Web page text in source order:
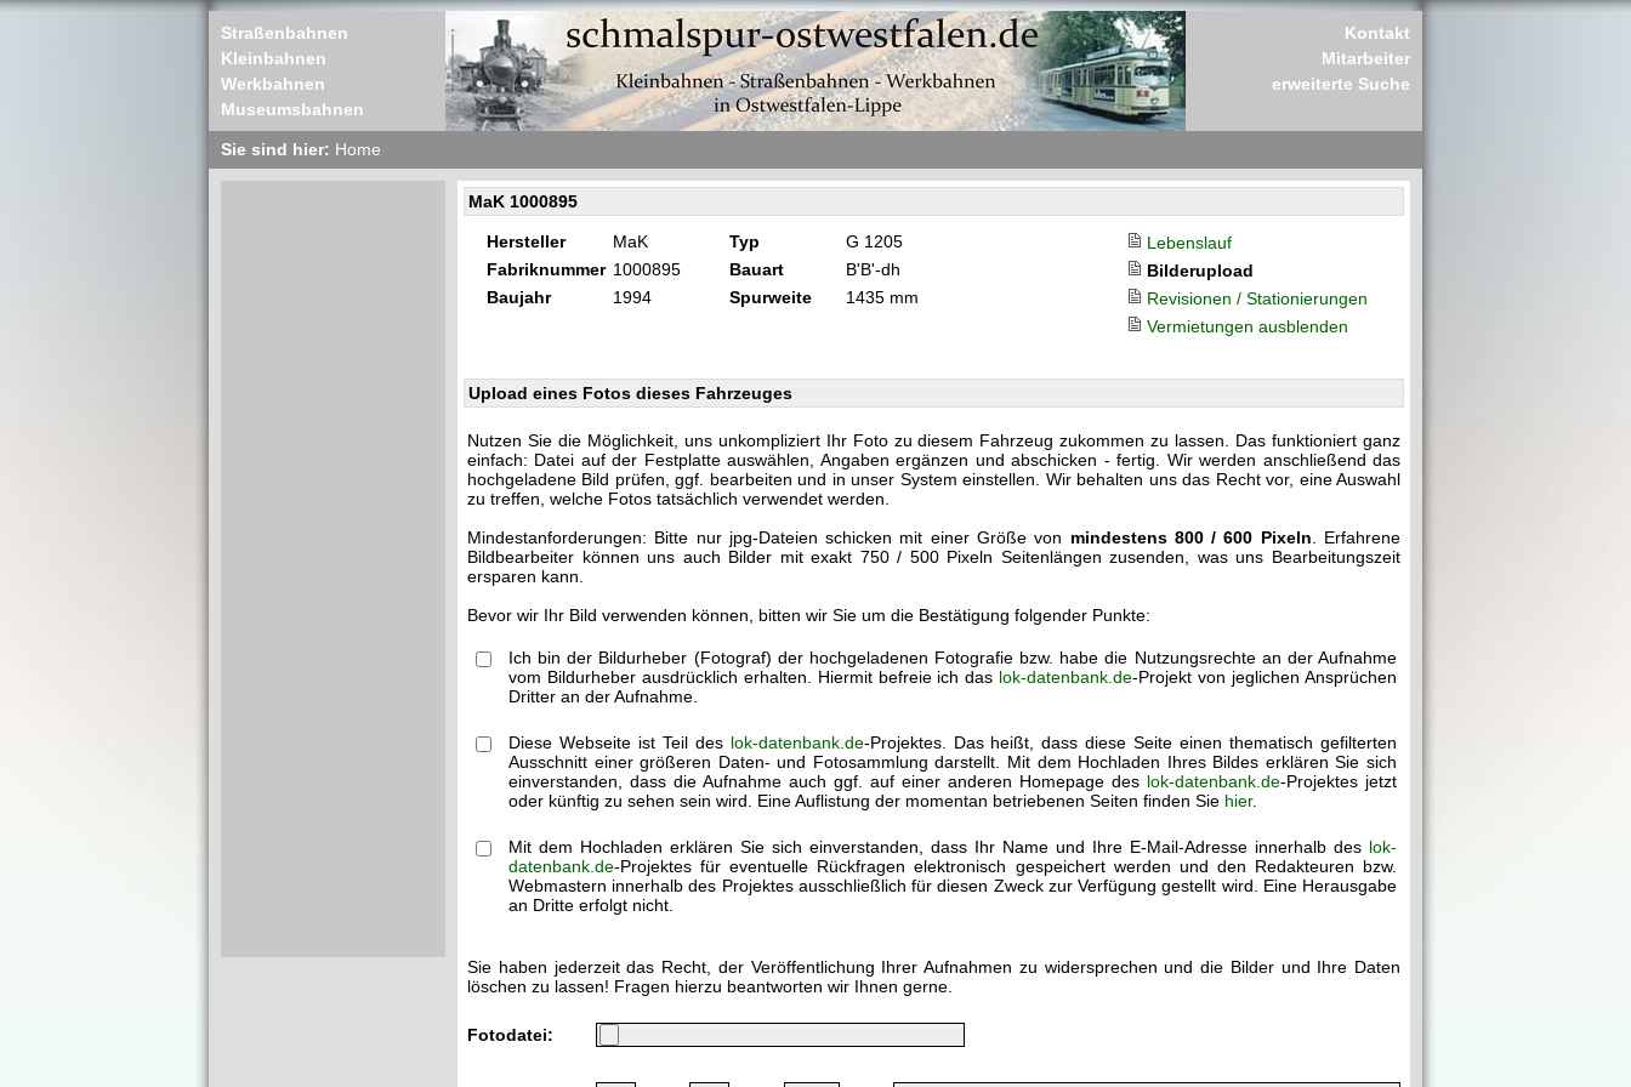
Straßenbahnen
Kleinbahnen
Werkbahnen
Museumsbahnen
Kontakt
Mitarbeiter
erweiterte Suche
Sie sind hier: Home
MaK 1000895
Hersteller MaK Typ G 1205
Lebenslauf
Fabriknummer 1000895 Bauart B'B'-dh
Bilderupload
Baujahr
1994 Spurweite 1435 mm
Revisionen / Stationierungen
Vermietungen ausblenden
Upload eines Fotos dieses Fahrzeuges
Nutzen Sie die Möglichkeit, uns unkompliziert Ihr Foto zu diesem Fahrzeug zukommen zu lassen. Das funktioniert ganz
einfach: Datei auf der Festplatte auswählen, Angaben ergänzen und abschicken - fertig. Wir werden anschließend das
hochgeladene Bild prüfen, ggf. bearbeiten und in unser System einstellen. Wir behalten uns das Recht vor, eine Auswahl
zu treffen, welche Fotos tatsächlich verwendet werden.
Mindestanforderungen: Bitte nur jpg-Dateien schicken mit einer Größe von mindestens 800 / 600 Pixeln . Erfahrene
Bildbearbeiter können uns auch Bilder mit exakt 750 / 500 Pixeln Seitenlängen zusenden, was uns Bearbeitungszeit
ersparen kann.
Bevor wir Ihr Bild verwenden können, bitten wir Sie um die Bestätigung folgender Punkte:
Ich bin der Bildurheber (Fotograf) der hochgeladenen Fotografie bzw. habe die Nutzungsrechte an der Aufnahme
vom Bildurheber ausdrücklich erhalten. Hiermit befreie ich das lok-datenbank.de-Projekt von jeglichen Ansprüchen
Dritter an der Aufnahme.
Diese Webseite ist Teil des lok-datenbank.de-Projektes. Das heißt, dass diese Seite einen thematisch gefilterten
Ausschnitt einer größeren Daten- und Fotosammlung darstellt. Mit dem Hochladen Ihres Bildes erklären Sie sich
einverstanden, dass die Aufnahme auch ggf. auf einer anderen Homepage des lok-datenbank.de-Projektes jetzt
oder künftig zu sehen sein wird. Eine Auflistung der momentan betriebenen Seiten finden Sie hier.
Mit dem Hochladen erklären Sie sich einverstanden, dass Ihr Name und Ihre E-Mail-Adresse innerhalb des lok-
datenbank.de-Projektes für eventuelle Rückfragen elektronisch gespeichert werden und den Redakteuren bzw.
Webmastern innerhalb des Projektes ausschließlich für diesen Zweck zur Verfügung gestellt wird. Eine Herausgabe
an Dritte erfolgt nicht.
Sie haben jederzeit das Recht, der Veröffentlichung Ihrer Aufnahmen zu widersprechen und die Bilder und Ihre Daten
löschen zu lassen! Fragen hierzu beantworten wir Ihnen gerne.
Fotodatei: